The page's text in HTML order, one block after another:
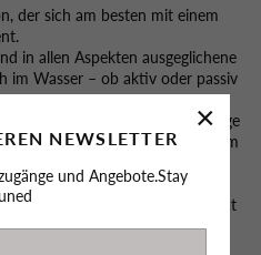
NEWSLETTER
und Angebote.Stay
×
der sich am besten mit einem
in allen Aspekten ausgeglichene
im Wasser – ob aktiv oder passiv
am besten durch gleichmäßige
an und provoziert sie zum
Pausen einlegt, hat man mit
denn auch beim Absinken hat
Spiel.